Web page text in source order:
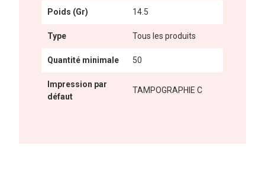
Poids (Gr) 14.5
Type Tous les produits
Quantité minimale 50
Impression par
défaut
TAMPOGRAPHIE C